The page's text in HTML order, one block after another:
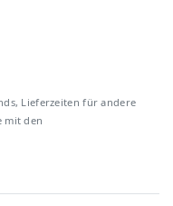
Lieferzeiten für andere
mit den